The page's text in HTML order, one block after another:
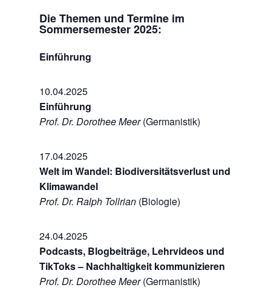
Die Themen und Termine im
Sommersemester 2025:
Einführung
10.04.2025
Einführung
Prof. Dr. Dorothee Meer(Germanistik)
17.04.2025
Welt im Wandel: Biodiversitätsverlust und
Klimawandel
Prof. Dr. Ralph Tollrian(Biologie)
24.04.2025
Podcasts, Blogbeiträge, Lehrvideos und
TikToks – Nachhaltigkeit kommunizieren
Prof. Dr. Dorothee Meer(Germanistik)